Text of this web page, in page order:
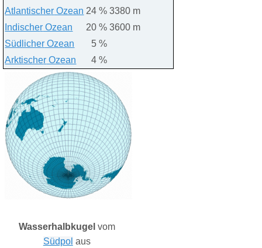
Atlantischer Ozean 24 % 3380 m
Indischer Ozean 20 % 3600 m
Südlicher Ozean
5 %
Arktischer Ozean 4 %
Wasserhalbkugel vom
Südpol aus